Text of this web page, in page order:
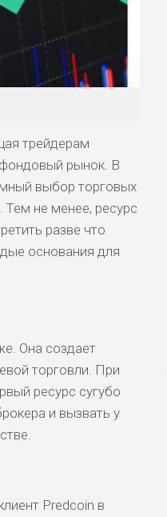
трейдерам
рынок. В
выбор торговых
не менее, ресурс
разве что
основания для
Она создает
торговли. При
ресурс сугубо
и вызвать у
Predcoin в